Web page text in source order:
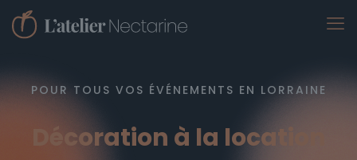
POUR TOUS VOS ÉVÉNEMENTS EN LORRAINE
Décoration à la location